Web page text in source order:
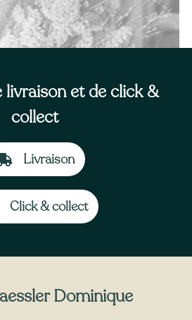
Personnaliser
de Fleurs Séchées
livraison et de click &
collect
Livraison
Click & collect
Dominique